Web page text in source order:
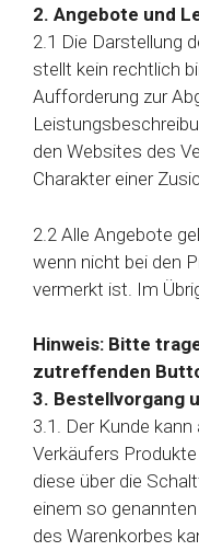
2. Angebote und
2.1 Die Darstellung
stellt kein rechtlich
Aufforderung zur
den Websites des
Charakter einer
2.2 Alle Angebote
wenn nicht bei den
vermerkt ist. Im
Hinweis: Bitte
zutreffenden
3. Bestellvorgang
3.1. Der Kunde
Verkäufers
diese über die
einem so
des Warenkorbes